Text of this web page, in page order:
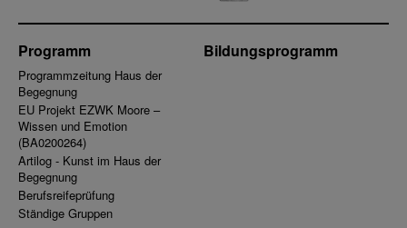
Programm
Programmzeitung Haus der
Begegnung
EU Projekt EZWK Moore –
Wissen und Emotion
(BA0200264)
Artilog - Kunst im Haus der
Begegnung
Berufsreifeprüfung
Ständige Gruppen
Bildungsprogramm